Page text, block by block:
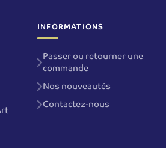
INFORMATIONS
Passer ou retourner une
commande
Nos nouveautés
Contactez-nous